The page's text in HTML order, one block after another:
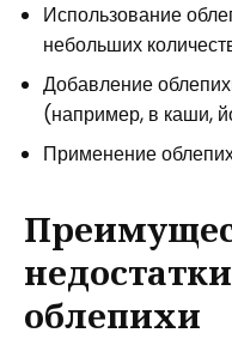
Использование
небольших
Добавление
(например, в каши,
Применение
облепихи